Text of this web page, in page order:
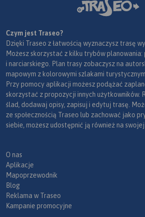
Czym jest Traseo?
Dzięki Traseo z łatwością wyznaczysz trasę
Możesz skorzystać z kilku trybów
i narciarskiego. Plan trasy zobaczysz na
mapowym z kolorowymi szlakami
Przy pomocy aplikacji możesz podążać
skorzystać z propozycji innych użytkowników.
ślad, dodawaj opisy, zapisuj i edytuj trasę.
ze społecznością Traseo lub zachować jako
siebie, możesz udostępnić ją również na
O nas
Aplikacje
Mapoprzewodnik
Blog
Reklama w Traseo
Kampanie promocyjne